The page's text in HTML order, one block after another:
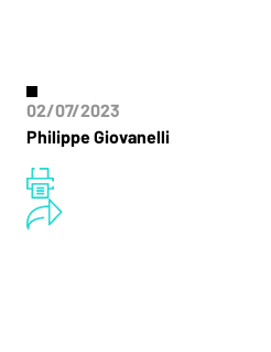
02/07/2023
Philippe Giovanelli